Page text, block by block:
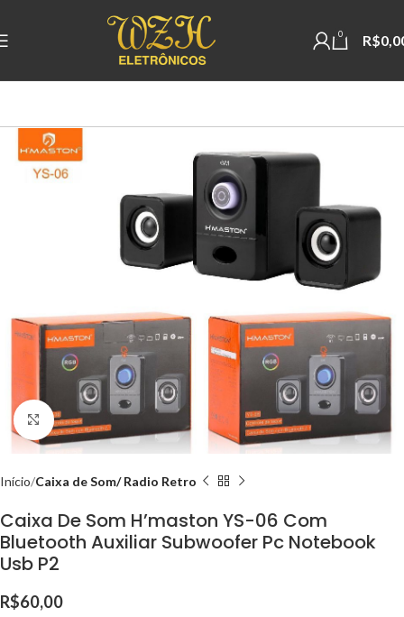
0 R$
Clique para ampliar
Início Caixa de Som/ Radio Retro
Caixa De Som H’maston YS-06 Com
Bluetooth Auxiliar Subwoofer Pc Notebook
Usb P2
R$60,00